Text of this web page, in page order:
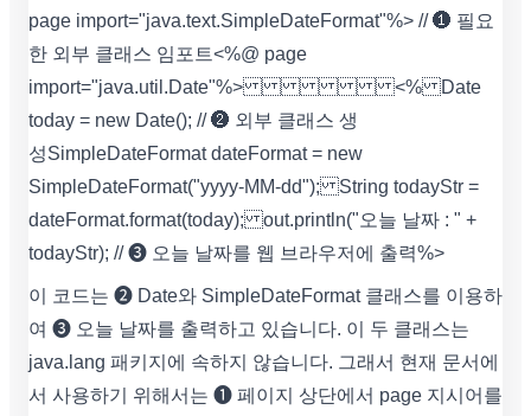
page import="java.text.SimpleDateFormat"%> // ❶ 필요
한 외부 클래스 임포트 <%@ page
import="java.util.Date"%><% Date
today = new Date(); // ❷ 외부 클래스 생
성 SimpleDateFormat dateFormat = new
SimpleDateFormat("yyyy-MM-dd"); String todayStr =
dateFormat.format(today); out.println("오늘 날짜 : " +
todayStr); // ❸ 오늘 날짜를 웹 브라우저에 출력 %>
이 코드는 ❷ Date와 SimpleDateFormat 클래스를 이용하
여 ❸ 오늘 날짜를 출력하고 있습니다. 이 두 클래스는
java.lang 패키지에 속하지 않습니다. 그래서 현재 문서에
서 사용하기 위해서는 ❶ 페이지 상단에서 page 지시어를